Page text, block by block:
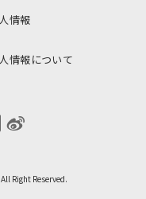
情報
情報について
Right Reserved.